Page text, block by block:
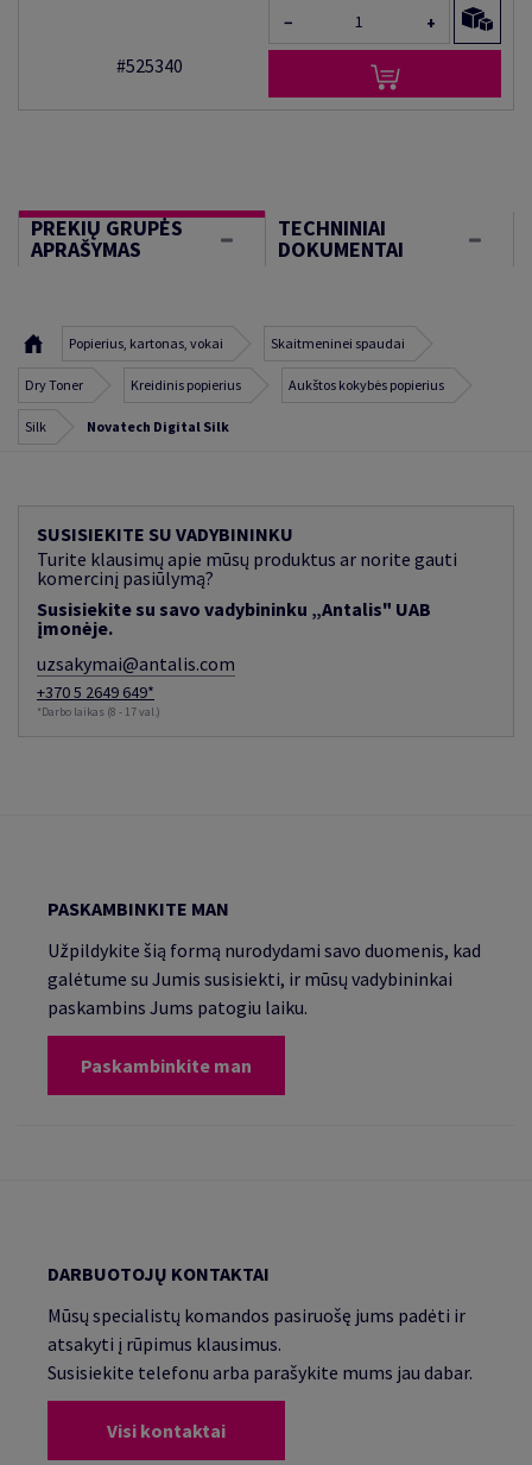
#525340
− +
PREKIŲ GRUPĖS
APRAŠYMAS
TECHNINIAI
DOKUMENTAI
Popierius, kartonas, vokai Skaitmeninei spaudai
Dry Toner Kreidinis popierius Aukštos kokybės popierius
Silk Novatech Digital Silk
SUSISIEKITE SU VADYBININKU
Turite klausimų apie mūsų produktus ar norite gauti
komercinį pasiūlymą?
Susisiekite su savo vadybininku „Antalis" UAB
įmonėje.
uzsakymai@antalis.com
+370 5 2649 649*
*Darbo laikas (8 - 17 val.)
PASKAMBINKITE MAN
Užpildykite šią formą nurodydami savo duomenis, kad
galėtume su Jumis susisiekti, ir mūsų vadybininkai
paskambins Jums patogiu laiku.
Paskambinkite man
DARBUOTOJŲ KONTAKTAI
Mūsų specialistų komandos pasiruošę jums padėti ir
atsakyti į rūpimus klausimus.
Susisiekite telefonu arba parašykite mums jau dabar.
Visi kontaktai